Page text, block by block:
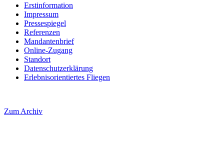
Erstinformation
Impressum
Pressespiegel
Referenzen
Mandantenbrief
Online-Zugang
Standort
Datenschutzerklärung
Erlebnisorientiertes Fliegen
Zum Archiv